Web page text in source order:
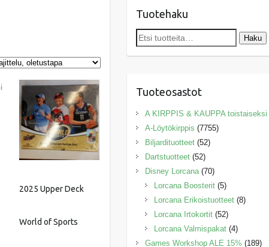
2025 Upper Deck
World of Sports
Tuotehaku
Etsi: Haku
Tuoteosastot
A KIRPPIS & KAUPPA toistaiseksi
A-Löytökirppis (7755)
Biljardituotteet (52)
Dartstuotteet (52)
Disney Lorcana (70)
Lorcana Boosterit (5)
Lorcana Erikoistuotteet (8)
Lorcana Irtokortit (52)
Lorcana Valmispakat (4)
Games Workshop ALE 15% (189)